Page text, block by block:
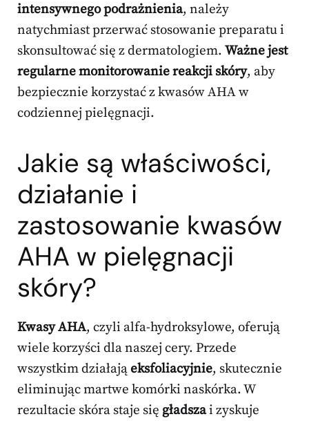
intensywnego podrażnienia, należy
natychmiast przerwać stosowanie preparatu i
skonsultować się z dermatologiem. Ważne jest
regularne monitorowanie reakcji skóry, aby
bezpiecznie korzystać z kwasów AHA w
codziennej pielęgnacji.
Jakie są właściwości,
działanie i
zastosowanie kwasów
AHA w pielęgnacji
skóry?
Kwasy AHA, czyli alfa-hydroksylowe, oferują
wiele korzyści dla naszej cery. Przede
wszystkim działająeksfoliacyjnie, skutecznie
eliminując martwe komórki naskórka. W
rezultacie skóra staje się gładszai zyskuje